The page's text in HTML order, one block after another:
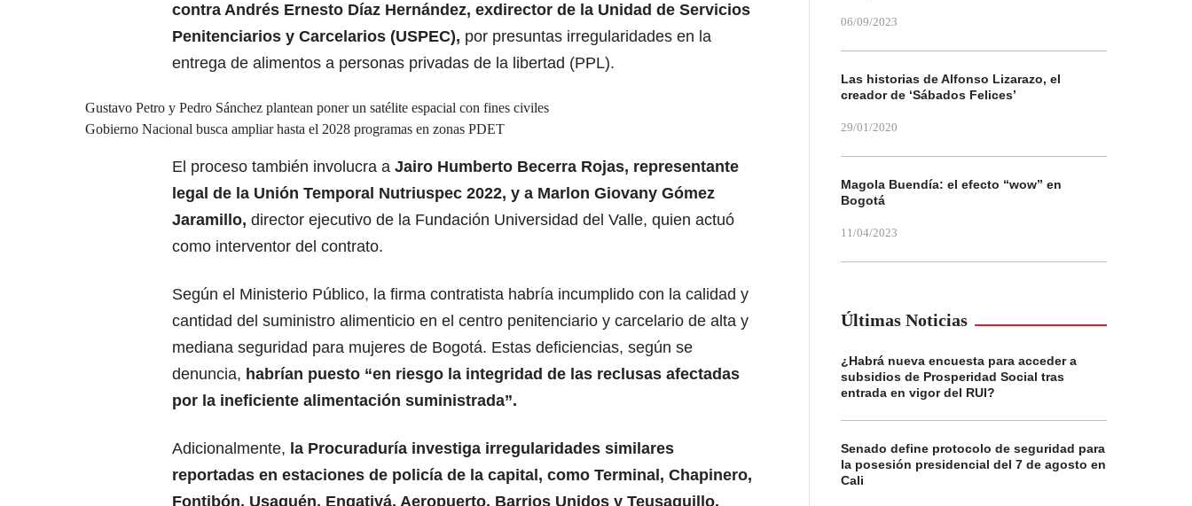
contra Andrés Ernesto Díaz Hernández, exdirector de la Unidad de Servicios
Penitenciarios y Carcelarios (USPEC), por presuntas irregularidades en la
entrega de alimentos a personas privadas de la libertad (PPL).
Gustavo Petro y Pedro Sánchez plantean poner un satélite espacial con fines civiles
Gobierno Nacional busca ampliar hasta el 2028 programas en zonas PDET
El proceso también involucra a Jairo Humberto Becerra Rojas, representante
legal de la Unión Temporal Nutriuspec 2022, y a Marlon Giovany Gómez
Jaramillo, director ejecutivo de la Fundación Universidad del Valle, quien actuó
como interventor del contrato.
Según el Ministerio Público, la firma contratista habría incumplido con la calidad y
cantidad del suministro alimenticio en el centro penitenciario y carcelario de alta y
mediana seguridad para mujeres de Bogotá. Estas deficiencias, según se
denuncia, habrían puesto “en riesgo la integridad de las reclusas afectadas
por la ineficiente alimentación suministrada”.
Adicionalmente, la Procuraduría investiga irregularidades similares
reportadas en estaciones de policía de la capital, como Terminal, Chapinero,
Fontibón, Usaquén, Engativá, Aeropuerto, Barrios Unidos y Teusaquillo.
06/09/2023
Las historias de Alfonso Lizarazo, el
creador de ‘Sábados Felices’
29/01/2020
Magola Buendía: el efecto “wow” en
Bogotá
11/04/2023
Últimas Noticias
¿Habrá nueva encuesta para acceder a
subsidios de Prosperidad Social tras
entrada en vigor del RUI?
Senado define protocolo de seguridad para
la posesión presidencial del 7 de agosto en
Cali